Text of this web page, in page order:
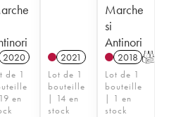
2020
de 1
en
2021
Lot de 1
bouteille
| 14 en
stock
Marche
si
Antinori
2018 T
Lot de 1
bouteille
| 1 en
stock